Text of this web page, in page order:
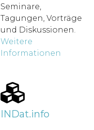
Seminare,
Tagungen, Vorträge
und Diskussionen.
Weitere
Informationen
INDat.info